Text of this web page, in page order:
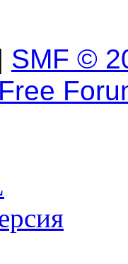
SMF ©
Free